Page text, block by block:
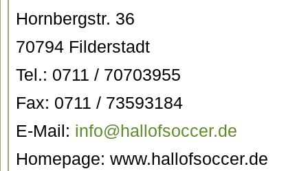
Hornbergstr. 36
70794 Filderstadt
Tel.: 0711 / 70703955
Fax: 0711 / 73593184
E-Mail: info@hallofsoccer.de
Homepage: www.hallofsoccer.de